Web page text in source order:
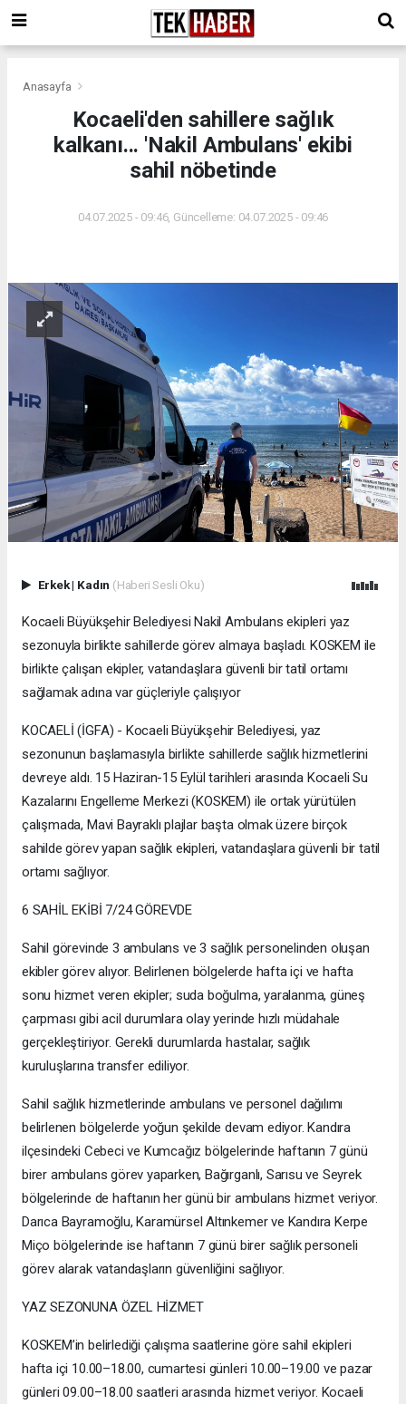
Anasayfa
Kocaeli'den sahillere sağlık
kalkanı... 'Nakil Ambulans' ekibi
sahil nöbetinde
04.07.2025 - 09:46, Güncelleme: 04.07.2025 - 09:46
Erkek| Kadın (Haberi Sesli Oku)
Kocaeli Büyükşehir Belediyesi Nakil Ambulans ekipleri yaz
sezonuyla birlikte sahillerde görev almaya başladı. KOSKEM ile
birlikte çalışan ekipler, vatandaşlara güvenli bir tatil ortamı
sağlamak adına var güçleriyle çalışıyor
KOCAELİ (İGFA) - Kocaeli Büyükşehir Belediyesi, yaz
sezonunun başlamasıyla birlikte sahillerde sağlık hizmetlerini
devreye aldı. 15 Haziran-15 Eylül tarihleri arasında Kocaeli Su
Kazalarını Engelleme Merkezi (KOSKEM) ile ortak yürütülen
çalışmada, Mavi Bayraklı plajlar başta olmak üzere birçok
sahilde görev yapan sağlık ekipleri, vatandaşlara güvenli bir tatil
ortamı sağlıyor.
6 SAHİL EKİBİ 7/24 GÖREVDE
Sahil görevinde 3 ambulans ve 3 sağlık personelinden oluşan
ekibler görev alıyor. Belirlenen bölgelerde hafta içi ve hafta
sonu hizmet veren ekipler; suda boğulma, yaralanma, güneş
çarpması gibi acil durumlara olay yerinde hızlı müdahale
gerçekleştiriyor. Gerekli durumlarda hastalar, sağlık
kuruluşlarına transfer ediliyor.
Sahil sağlık hizmetlerinde ambulans ve personel dağılımı
belirlenen bölgelerde yoğun şekilde devam ediyor. Kandıra
ilçesindeki Cebeci ve Kumcağız bölgelerinde haftanın 7 günü
birer ambulans görev yaparken, Bağırganlı, Sarısu ve Seyrek
bölgelerinde de haftanın her günü bir ambulans hizmet veriyor.
Darıca Bayramoğlu, Karamürsel Altınkemer ve Kandıra Kerpe
Miço bölgelerinde ise haftanın 7 günü birer sağlık personeli
görev alarak vatandaşların güvenliğini sağlıyor.
YAZ SEZONUNA ÖZEL HİZMET
KOSKEM’in belirlediği çalışma saatlerine göre sahil ekipleri
hafta içi 10.00–18.00, cumartesi günleri 10.00–19.00 ve pazar
günleri 09.00–18.00 saatleri arasında hizmet veriyor. Kocaeli